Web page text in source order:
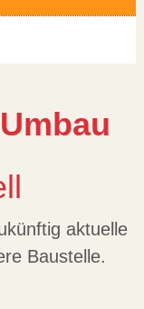
aktuelle
Baustelle.